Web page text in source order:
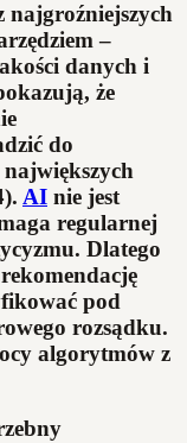
najgroźniejszych
–
danych i
że
do
AI nie jest
regularnej
Dlatego
pod
rozsądku.
algorytmów z